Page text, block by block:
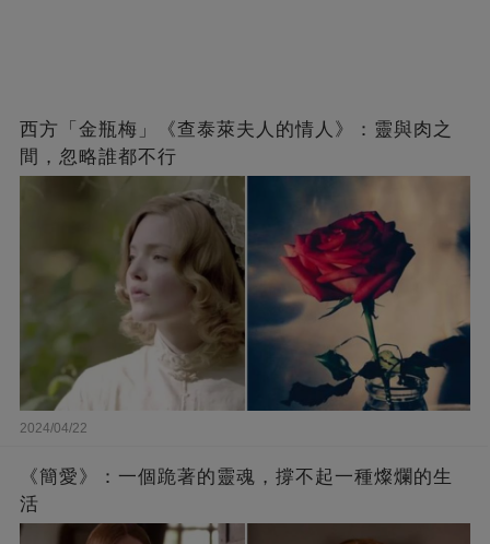
西方「金瓶梅」《查泰萊夫人的情人》：靈與肉之
間，忽略誰都不行
2024/04/22
《簡愛》：一個跪著的靈魂，撐不起一種燦爛的生
活